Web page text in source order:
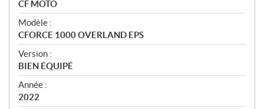
ç
u
CF MOTO
Modèle :
CFORCE 1000 OVERLAND EPS
Version :
BIEN ÉQUIPÉ
Année :
2022